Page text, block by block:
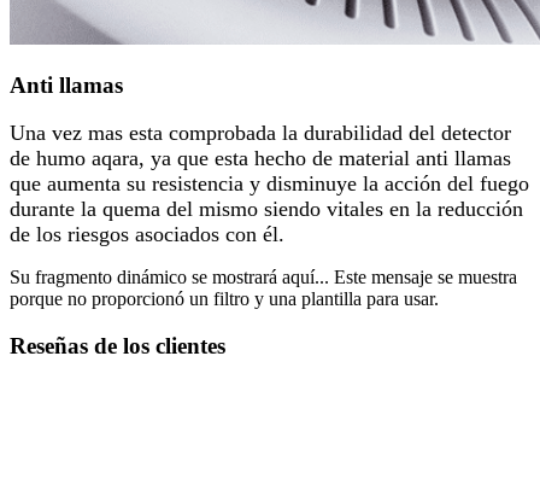
Anti llamas
Una vez mas esta comprobada la durabilidad del detector
de humo aqara, ya que esta hecho de material anti llamas
que aumenta su resistencia y disminuye la acción del fuego
durante la quema del mismo siendo vitales en la reducción
de los riesgos asociados con él.
Su fragmento dinámico se mostrará aquí... Este mensaje se muestra
porque no proporcionó un filtro y una plantilla para usar.
Reseñas de los clientes